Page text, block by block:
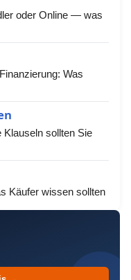
oder Online — was
Was
Klauseln sollten Sie
Käufer wissen sollten